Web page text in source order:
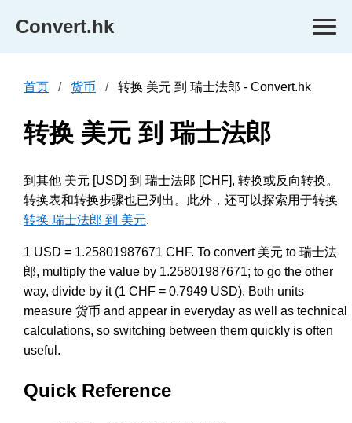
Convert.hk
首页 货币 转换 美元 到 瑞士法郎 - Convert.hk
转换 美元 到 瑞士法郎
到其他 美元 [USD] 到 瑞士法郎 [CHF], 转换或反向转换。
转换表和转换步骤也已列出。此外，还可以探索用于转换
转换 瑞士法郎 到 美元.
1 USD = 1.25801987671 CHF. To convert 美元 to 瑞士法
郎, multiply the value by 1.25801987671; to go the other
way, divide by it (1 CHF = 0.7949 USD). Both units
measure 货币 and appear in everyday as well as technical
calculations, so switching between them quickly is often
useful.
Quick Reference